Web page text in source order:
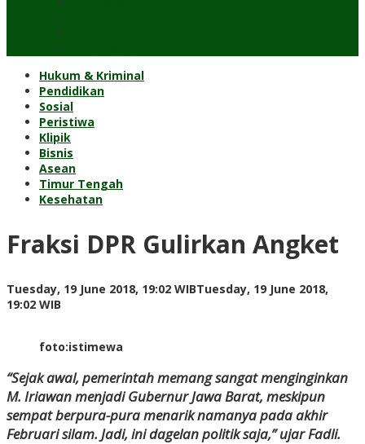
Hukum & Kriminal
Pendidikan
Sosial
Peristiwa
Klipik
Bisnis
Asean
Timur Tengah
Kesehatan
Fraksi DPR Gulirkan Angket
Tuesday, 19 June 2018, 19:02 WIBTuesday, 19 June 2018,
19:02 WIB
foto:istimewa
“Sejak awal, pemerintah memang sangat menginginkan
M. Iriawan menjadi Gubernur Jawa Barat, meskipun
sempat berpura-pura menarik namanya pada akhir
Februari silam. Jadi, ini dagelan politik saja,” ujar Fadli.